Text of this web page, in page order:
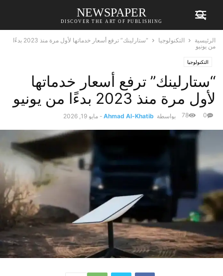
NEWSPAPER
DISCOVER THE ART OF PUBLISHING
الرئيسية التكنولوجيا
“ستارلينك” ترفع أسعار خدماتها لأول مرة منذ 2023 بدءًا
من يونيو
التكنولوجيا
“ستارلينك” ترفع أسعار خدماتها
لأول مرة منذ 2023 بدءًا من يونيو
بواسطة Ahmad Al-Khatib
- مايو 19, 2026 0
78